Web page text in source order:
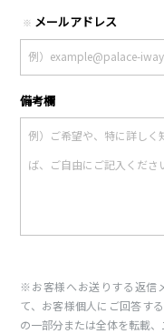
※ メールアドレス
備考欄
※お客様へお送りする返信
て、お客様個人にご回答す
の一部分または全体を転載